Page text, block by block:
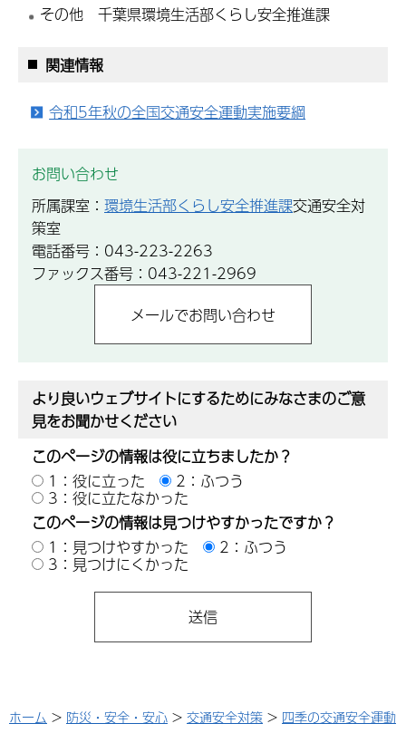
その他 千葉県環境生活部くらし安全推進課
関連情報
令和5年秋の全国交通安全運動実施要綱
お問い合わせ
所属課室： 環境生活部くらし安全推進課交通安全対
策室
電話番号：043-223-2263
ファックス番号：043-221-2969
より良いウェブサイトにするためにみなさまのご意
見をお聞かせください
このページの情報は役に立ちましたか？
1：役に立った
2：ふつう
3：役に立たなかった
このページの情報は見つけやすかったですか？
1：見つけやすかった
2：ふつう
3：見つけにくかった
ホーム > 防災・安全・安心 > 交通安全対策 > 四季の交通安全運動